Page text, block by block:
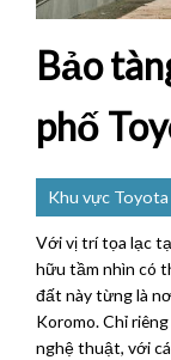
Bảo
phố
Khu vực Toyota
Với vị trí tọa lạc
hữu tầm nhìn có
đất này từng là
Koromo. Chỉ
nghệ thuật, với